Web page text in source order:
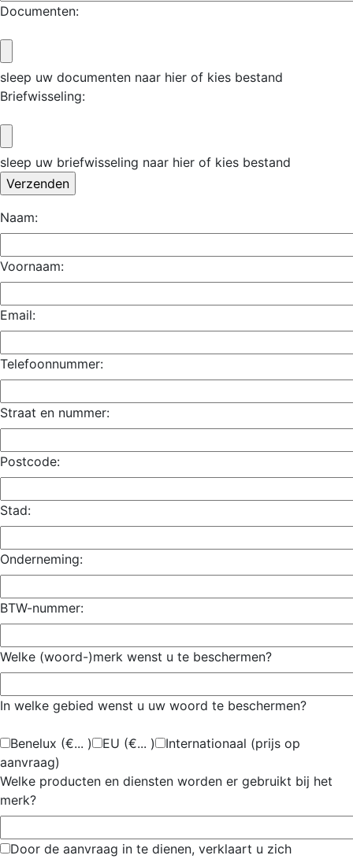
Documenten:
sleep uw documenten naar hier of kies bestand
Briefwisseling:
sleep uw briefwisseling naar hier of kies bestand
Naam:
Voornaam:
Email:
Telefoonnummer:
Straat en nummer:
Postcode:
Stad:
Onderneming:
BTW-nummer:
Welke (woord-)merk wenst u te beschermen?
In welke gebied wenst u uw woord te beschermen?
Benelux (€... ) EU (€... )
Internationaal (prijs op
aanvraag)
Welke producten en diensten worden er gebruikt bij het
merk?
Door de aanvraag in te dienen, verklaart u zich